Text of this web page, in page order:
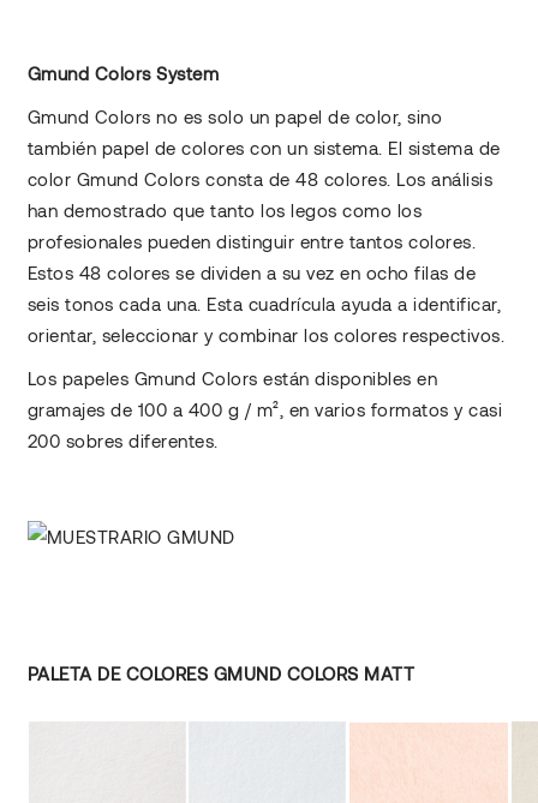
Gmund Colors System
Gmund Colors no es solo un papel de color, sino
también papel de colores con un sistema. El sistema de
color Gmund Colors consta de 48 colores. Los análisis
han demostrado que tanto los legos como los
profesionales pueden distinguir entre tantos colores.
Estos 48 colores se dividen a su vez en ocho filas de
seis tonos cada una. Esta cuadrícula ayuda a identificar,
orientar, seleccionar y combinar los colores respectivos.
Los papeles Gmund Colors están disponibles en
gramajes de 100 a 400 g / m², en varios formatos y casi
200 sobres diferentes.
PALETA DE COLORES GMUND COLORS MATT